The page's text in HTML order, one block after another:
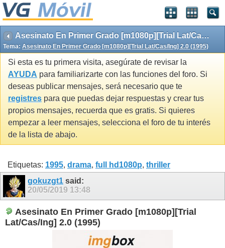
Asesinato En Primer Grado [m1080p][Trial Lat/Cas/Ing] 2.0 (1995)
Tema: Asesinato En Primer Grado [m1080p][Trial Lat/Cas/Ing] 2.0 (1995)
Si esta es tu primera visita, asegúrate de revisar la
AYUDA para familiarizarte con las funciones del foro. Si
deseas publicar mensajes, será necesario que te
registres para que puedas dejar respuestas y crear tus
propios mensajes, recuerda que es gratis. Si quieres
empezar a leer mensajes, selecciona el foro de tu interés
de la lista de abajo.
Etiquetas: 1995, drama, full hd1080p, thriller
gokuzgt1 said:
20/05/2019 13:48
Asesinato En Primer Grado [m1080p][Trial
Lat/Cas/Ing] 2.0 (1995)